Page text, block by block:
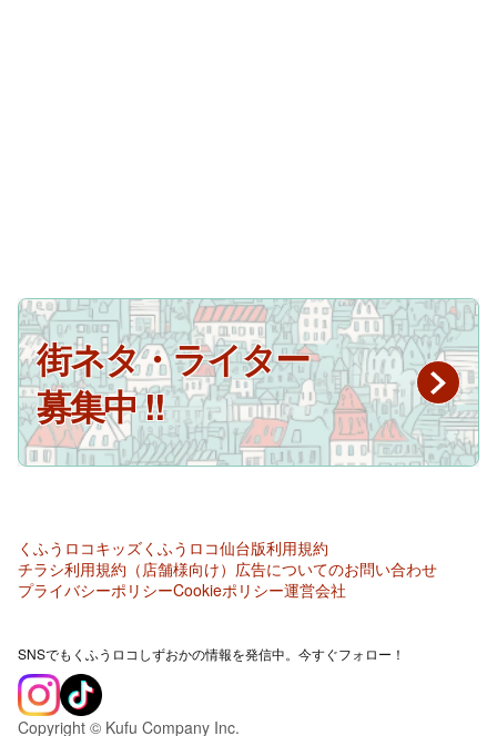
街ネタ・ライター
募集中 !!
くふうロコキッズくふうロコ仙台版利用規約
チラシ利用規約（店舗様向け） 広告についてのお問い合わせ
プライバシーポリシーCookieポリシー運営会社
SNSでもくふうロコしずおかの情報を発信中。今すぐフォロー！
Copyright © Kufu Company Inc.